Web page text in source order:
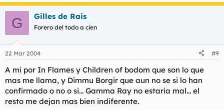
G Gilles de Rais
Forero del todo a cien
22 Mar 2004 #9
A mi por In Flames y Children of bodom que son lo que
mas me llama, y Dimmu Borgir que aun no se si lo han
confirmado o no o si... Gamma Ray no estaria mal... el
resto me dejan mas bien indiferente.